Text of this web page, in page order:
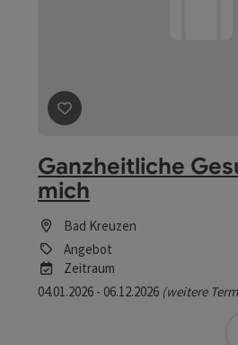
Beitrag merken
Ganzheitliche
mich
Bad Kreuzen
Angebot
Zeitraum
04.01.2026 - 06.12.2026 (weitere